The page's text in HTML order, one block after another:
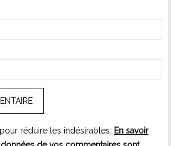
réduire les indésirables. En savoir